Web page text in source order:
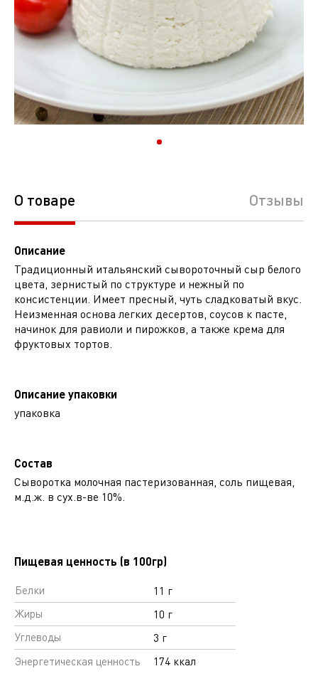
О товаре Отзывы
Описание
Традиционный итальянский сывороточный сыр белого
цвета, зернистый по структуре и нежный по
консистенции. Имеет пресный, чуть сладковатый вкус.
Неизменная основа легких десертов, соусов к пасте,
начинок для равиоли и пирожков, а также крема для
фруктовых тортов.
Описание упаковки
упаковка
Состав
Сыворотка молочная пастеризованная, соль пищевая,
м.д.ж. в сух.в-ве 10%.
Пищевая ценность (в 100гр)
Белки
11 г
Жиры
10 г
Углеводы
3 г
Энергетическая ценность
174 ккал